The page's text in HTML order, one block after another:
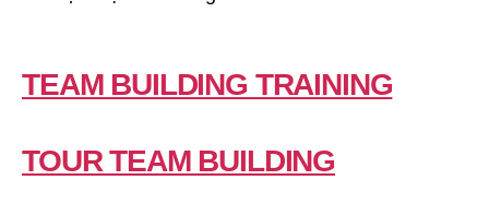
TEAM BUILDING TRAINING
TOUR TEAM BUILDING